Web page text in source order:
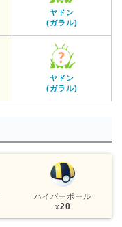
ヤドン
(ガラル)
ヤドン
(ガラル)
ハイパーボール
x20